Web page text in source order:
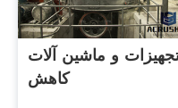
و ماشین آلات
کاهش